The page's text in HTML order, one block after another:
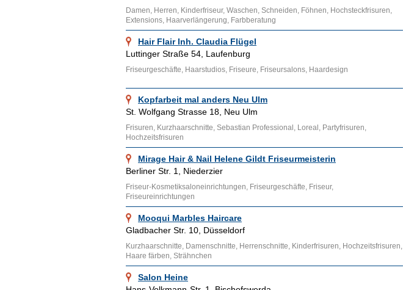
Damen, Herren, Kinderfriseur, Waschen, Schneiden, Föhnen, Hochsteckfrisuren,
Extensions, Haarverlängerung, Farbberatung
Hair Flair Inh. Claudia Flügel
Luttinger Straße 54, Laufenburg
Friseurgeschäfte, Haarstudios, Friseure, Friseursalons, Haardesign
Kopfarbeit mal anders Neu Ulm
St. Wolfgang Strasse 18, Neu Ulm
Frisuren, Kurzhaarschnitte, Sebastian Professional, Loreal, Partyfrisuren,
Hochzeitsfrisuren
Mirage Hair & Nail Helene Gildt Friseurmeisterin
Berliner Str. 1, Niederzier
Friseur-Kosmetiksaloneinrichtungen, Friseurgeschäfte, Friseur,
Friseureinrichtungen
Mooqui Marbles Haircare
Gladbacher Str. 10, Düsseldorf
Kurzhaarschnitte, Damenschnitte, Herrenschnitte, Kinderfrisuren, Hochzeitsfrisuren,
Haare färben, Strähnchen
Salon Heine